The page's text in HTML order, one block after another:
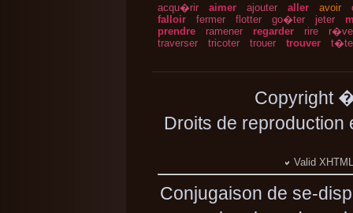
acqu�rir aimer ajouter aller avoir
falloir
fermer flotter go�ter jeter
prendre
ramener regarder rire
traverser
tricoter trouer trouver
Copyright
Droits de
Valid
Conjugaison de se-